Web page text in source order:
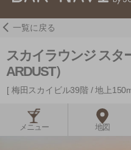
一覧に戻る
スカイラウンジ スタ
ARDUST）
梅田スカイビル39階 / 地上
メニュー 地図